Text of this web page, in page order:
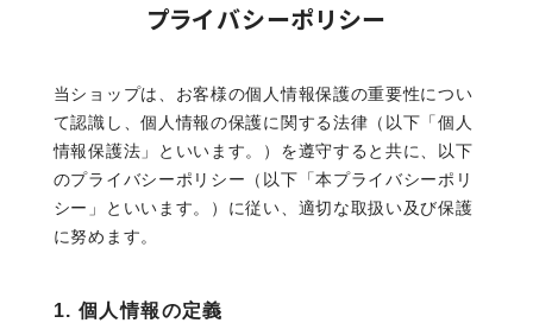
プライバシーポリシー
当ショップは、お客様の個人情報保護の重要性につい
て認識し、個人情報の保護に関する法律（以下「個人
情報保護法」といいます。）を遵守すると共に、以下
のプライバシーポリシー（以下「本プライバシーポリ
シー」といいます。）に従い、適切な取扱い及び保護
に努めます。
1. 個人情報の定義